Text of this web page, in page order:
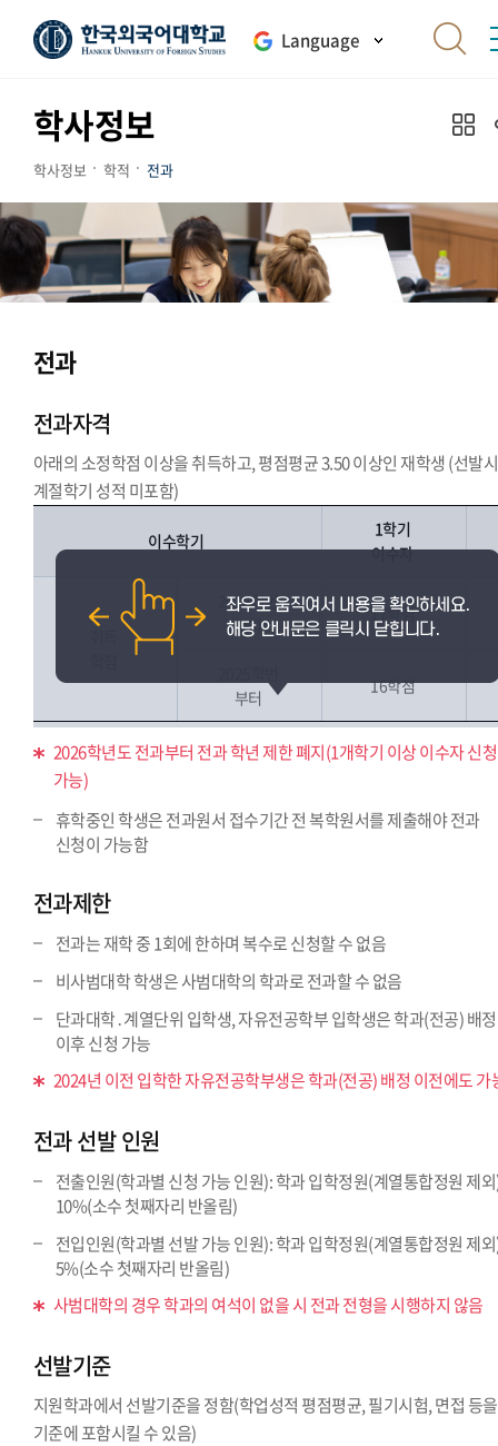
Language
학사정보
학사정보 학적 전과
전과
전과자격
아래의 소정학점 이상을 취득하고, 평점평균 3.50 이상인 재학생 (선발
계절학기 성적 미포함)
이수학기
1학기
이수자
2024학번
까지
17학점
부터
16학점
2026학년도 전과부터 전과 학년 제한 폐지(1개학기 이상 이수자 신청
가능)
휴학중인 학생은 전과원서 접수기간 전 복학원서를 제출해야 전과
신청이 가능함
전과제한
전과는 재학 중 1회에 한하며 복수로 신청할 수 없음
비사범대학 학생은 사범대학의 학과로 전과할 수 없음
단과대학․계열단위 입학생, 자유전공학부 입학생은 학과(전공) 배정
이후 신청 가능
2024년 이전 입학한 자유전공학부생은 학과(전공) 배정 이전에도 가
전과 선발 인원
전출인원(학과별 신청 가능 인원): 학과 입학정원(계열통합정원 제
10%(소수 첫째자리 반올림)
전입인원(학과별 선발 가능 인원): 학과 입학정원(계열통합정원 제
5%(소수 첫째자리 반올림)
사범대학의 경우 학과의 여석이 없을 시 전과 전형을 시행하지 않음
선발기준
지원학과에서 선발기준을 정함(학업성적 평점평균, 필기시험, 면접 등을
기준에 포함시킬 수 있음)